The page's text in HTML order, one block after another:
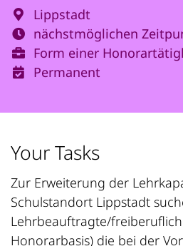
Lippstadt
nächstmöglichen
Form einer
Permanent
Your Tasks
Zur Erweiterung der
Schulstandort Lippstadt
Lehrbeauftragte/
Honorarbasis) die bei der